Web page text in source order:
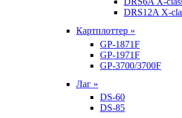
DRS12A X-
Картплоттер »
GP-1871F
GP-1971F
GP-3700/3700F
Лаг »
DS-60
DS-85